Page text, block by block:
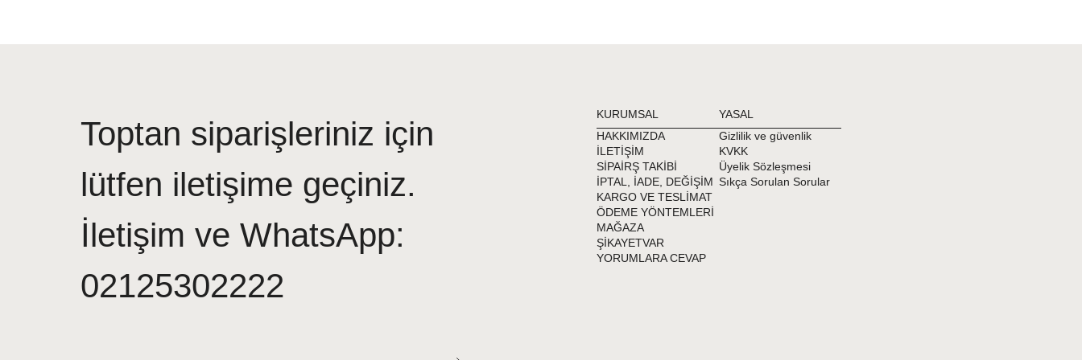
önerilerimizi ve içinden çıkan yıkama talimatını lütfen dikkate alın!
Toptan siparişleriniz için
lütfen iletişime geçiniz.
İletişim ve WhatsApp:
02125302222
KURUMSAL
HAKKIMIZDA
İLETİŞİM
SİPAİRŞ TAKİBİ
İPTAL, İADE, DEĞİŞİM
KARGO VE TESLİMAT
ÖDEME YÖNTEMLERİ
MAĞAZA
ŞİKAYETVAR
YORUMLARA CEVAP
YASAL
Gizlilik ve güvenlik
KVKK
Üyelik Sözleşmesi
Sıkça Sorulan Sorular